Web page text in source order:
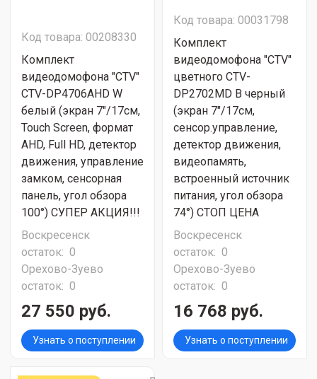
Код товара: 00208330
Комплект
видеодомофона "CTV"
CTV-DP4706AHD W
белый (экран 7"/17см,
Touch Screen, формат
AHD, Full HD, детектор
движения, управление
замком, сенсорная
панель, угол обзора
100°) СУПЕР АКЦИЯ!!!
Воскресенск
остаток: 0
Орехово-Зуево
остаток: 0
27 550 руб.
Узнать о поступлении
Код товара: 00031798
Комплект
видеодомофона "CTV"
цветного CTV-
DP2702MD B черный
(экран 7"/17см,
сенсор.управление,
детектор движения,
видеопамять,
встроенный источник
питания, угол обзора
74°) СТОП ЦЕНА
Воскресенск
остаток: 0
Орехово-Зуево
остаток: 0
16 768 руб.
Узнать о поступлении